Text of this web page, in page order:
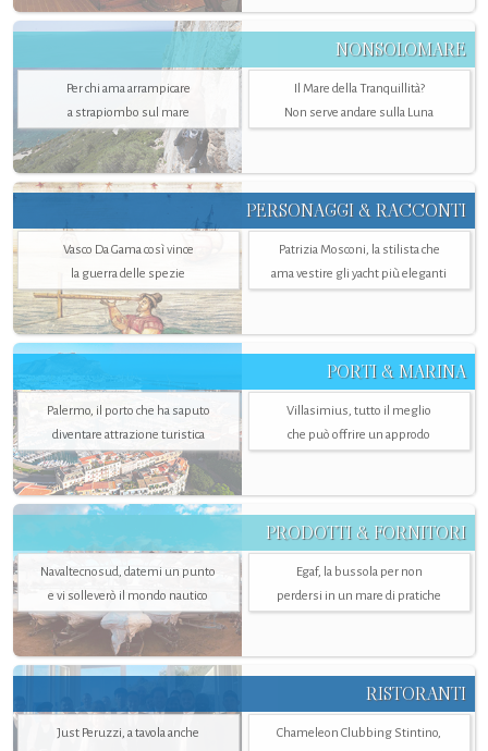
NONSOLOMARE
Per chi ama arrampicare
a strapiombo sul mare
Il Mare della Tranquillità?
Non serve andare sulla Luna
PERSONAGGI & RACCONTI
Vasco Da Gama così vince
la guerra delle spezie
Patrizia Mosconi, la stilista che
ama vestire gli yacht più eleganti
PORTI & MARINA
Palermo, il porto che ha saputo
diventare attrazione turistica
Villasimius, tutto il meglio
che può offrire un approdo
PRODOTTI & FORNITORI
Navaltecnosud, datemi un punto
e vi solleverò il mondo nautico
Egaf, la bussola per non
perdersi in un mare di pratiche
RISTORANTI
Just Peruzzi, a tavola anche
Chameleon Clubbing Stintino,